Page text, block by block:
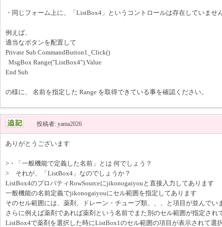
・同じフォーム上に、「ListBox4」というコントロールは存在していませ
例えば、
適当なボタンを配置して
Private Sub CommandButton1_Click()
MsgBox Range("ListBox4").Value
End Sub
の様に、 名前を指定した Range を取得できている事を確認ください。
投稿者: yama2026
ありがとうございます
>・「一般機能で定義した名前」とは 何でしょう？
> それが、「ListBox4」なのでしょうか？
ListBox4のプロパティRowSourceにjikonogaiyouと直接入力してあります
一般機能の名前定義でjikonogaiyouにセル範囲を指定してあります
そのセル範囲には、薬剤、ドレーン・チューブ類、、、と項目が並んでい
さらに例えば薬剤であれば薬剤という名前でまた別のセル範囲が指定され
ListBox4で薬剤を選択した時にListBox1のセル範囲の項目が表示されて選